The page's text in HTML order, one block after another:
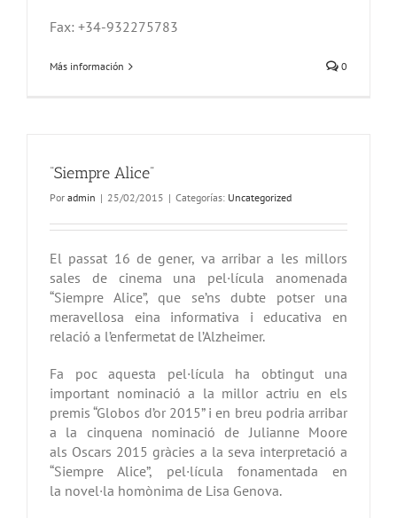
Fax: +34-932275783
Más información 0
“Siempre Alice”
Por admin | 25/02/2015 | Categorías: Uncategorized
El passat 16 de gener, va arribar a les millors
sales de cinema una pel·lícula anomenada
“Siempre Alice”, que se’ns dubte potser una
meravellosa eina informativa i educativa en
relació a l’enfermetat de l’Alzheimer.
Fa poc aquesta pel·lícula ha obtingut una
important nominació a la millor actriu en els
premis “Globos d’or 2015” i en breu podria arribar
a la cinquena nominació de Julianne Moore
als Oscars 2015 gràcies a la seva interpretació a
“Siempre Alice”, pel·lícula fonamentada en
la novel·la homònima de Lisa Genova.